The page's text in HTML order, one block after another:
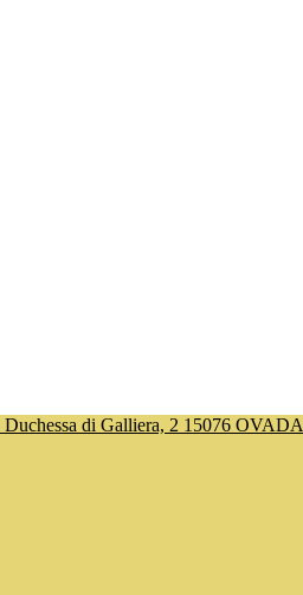
Duchessa di Galliera, 2 15076 OVADA